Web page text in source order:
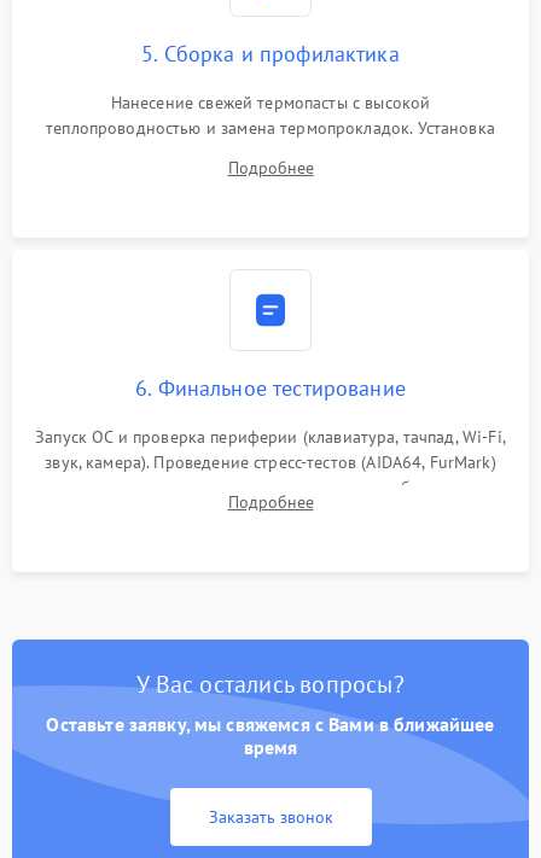
5. Сборка и профилактика
Нанесение свежей термопасты с высокой
теплопроводностью и замена термопрокладок. Установка
шлейфов, модулей памяти и накопителей. Предварительная
Подробнее
6. Финальное тестирование
Запуск ОС и проверка периферии (клавиатура, тачпад, Wi-Fi,
звук, камера). Проведение стресс-тестов (AIDA64, FurMark)
для контроля температурного режима и стабильности
системы под пиковой нагрузкой.
Подробнее
У Вас остались вопросы?
Оставьте заявку, мы свяжемся с Вами в ближайшее
время
Заказать звонок